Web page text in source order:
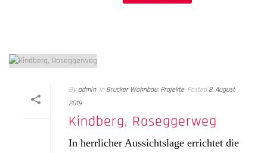
By admin In Brucker Wohnbau, Projekte Posted 8. August
2019
Kindberg, Roseggerweg
In herrlicher Aussichtslage errichtet die